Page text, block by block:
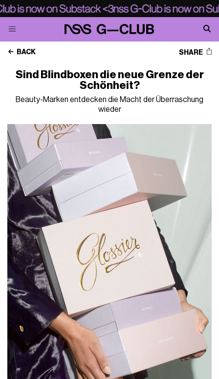
BACK SHARE
Sind Blindboxen die neue Grenze der
Schönheit?
Beauty-Marken entdecken die Macht der Überraschung
wieder